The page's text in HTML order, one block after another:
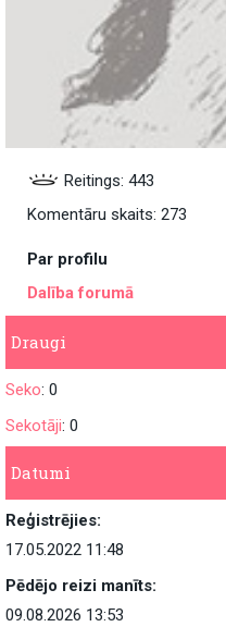
Reitings: 443
Komentāru skaits: 273
Par profilu
Dalība forumā
Draugi
Seko: 0
Sekotāji: 0
Datumi
Reģistrējies:
17.05.2022 11:48
Pēdējo reizi manīts:
09.08.2026 13:53